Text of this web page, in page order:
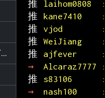
👉 藝文票券轉售 Drama-Ticket
推
laihom0808
推
kane7410
推
vjod
推 WeiJiang
推
ajfever
→
Alcaraz7777
推
s83106
→
nash100